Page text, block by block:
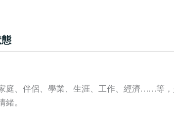
庭、伴侶、學業、生涯、工作、經濟……等
。